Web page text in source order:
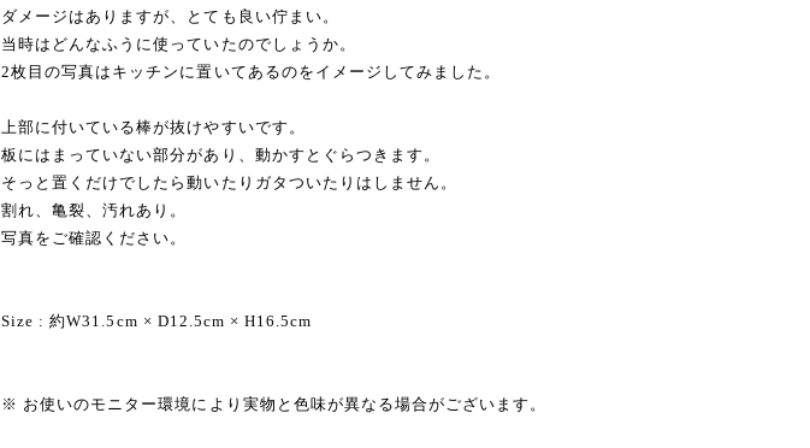
ダメージはありますが、とても良い佇まい。
当時はどんなふうに使っていたのでしょうか。
2枚目の写真はキッチンに置いてあるのをイメージしてみました。
上部に付いている棒が抜けやすいです。
板にはまっていない部分があり、動かすとぐらつきます。
そっと置くだけでしたら動いたりガタついたりはしません。
割れ、亀裂、汚れあり。
写真をご確認ください。
Size : 約W31.5cm × D12.5cm × H16.5cm
※ お使いのモニター環境により実物と色味が異なる場合がございます。